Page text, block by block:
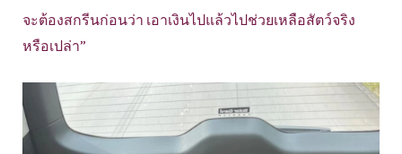
จะต้องสกรีนก่อนว่า เอาเงินไปแล้วไปช่วยเหลือสัตว์จริง
หรือเปล่า”